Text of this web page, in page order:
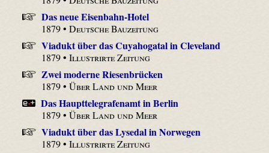
Das neue Eisenbahn-Hotel
1879 •Deutsche Bauzeitung
Viadukt über das Cuyahogatal in Cleveland
1879 •Illustrirte Zeitung
Zwei moderne Riesenbrücken
1879 •Über Land und Meer
Das Haupttelegrafenamt in Berlin
1879 •Über Land und Meer
Viadukt über das Lysedal in Norwegen
1879 •Illustrirte Zeitung